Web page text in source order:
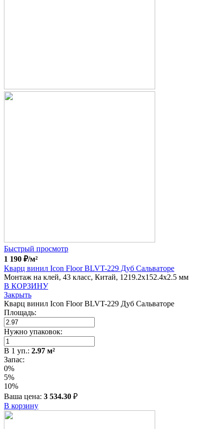
Быстрый просмотр
1 190 ₽/м²
Кварц винил Icon Floor BLVT-229 Дуб Сальваторе
Монтаж на клей, 43 класс, Китай, 1219.2x152.4x2.5 мм
В КОРЗИНУ
Закрыть
Кварц винил Icon Floor BLVT-229 Дуб Сальваторе
Площадь:
Нужно упаковок:
В 1 уп.: 2.97 м²
Запас:
0%
5%
10%
Ваша цена: 3 534.30 ₽
В корзину